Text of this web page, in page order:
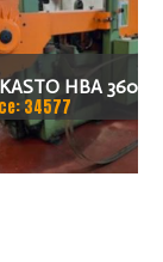
HBA 360
DI SERIE 108
34577